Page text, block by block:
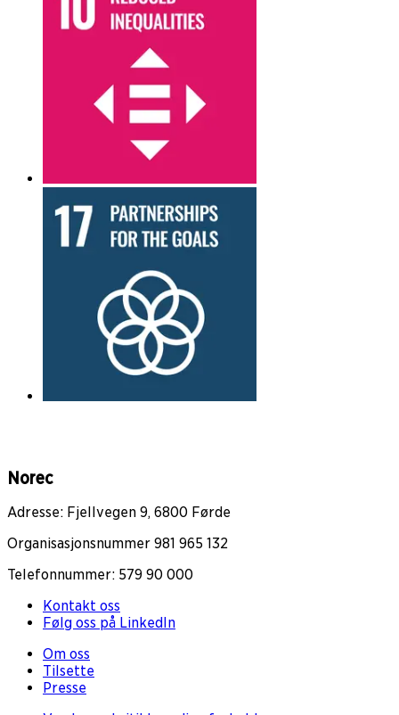
Norec
Adresse: Fjellvegen 9, 6800 Førde
Organisasjonsnummer 981 965 132
Telefonnummer: 579 90 000
Kontakt oss
Følg oss på LinkedIn
Om oss
Tilsette
Presse